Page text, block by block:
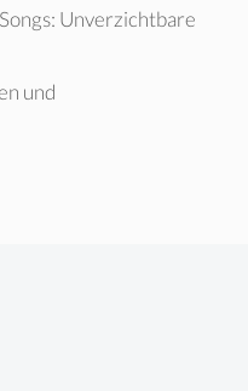
Unverzichtbare
und